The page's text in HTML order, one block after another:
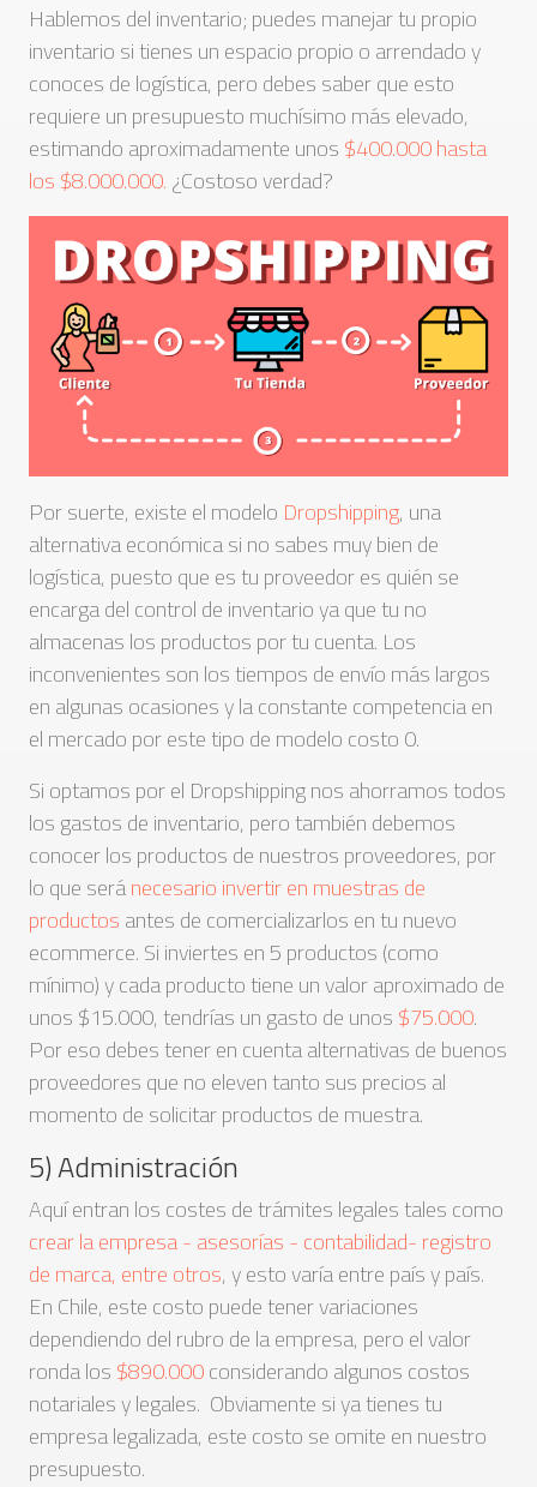
Hablemos del inventario; puedes manejar tu propio
inventario si tienes un espacio propio o arrendado y
conoces de logística, pero debes saber que esto
requiere un presupuesto muchísimo más elevado,
estimando aproximadamente unos $400.000 hasta
los $8.000.000. ¿Costoso verdad?
Por suerte, existe el modelo Dropshipping, una
alternativa económica si no sabes muy bien de
logística, puesto que es tu proveedor es quién se
encarga del control de inventario ya que tu no
almacenas los productos por tu cuenta. Los
inconvenientes son los tiempos de envío más largos
en algunas ocasiones y la constante competencia en
el mercado por este tipo de modelo costo 0.
Si optamos por el Dropshipping nos ahorramos todos
los gastos de inventario, pero también debemos
conocer los productos de nuestros proveedores, por
lo que seránecesario invertir en muestras de
productos antes de comercializarlos en tu nuevo
ecommerce. Si inviertes en 5 productos (como
mínimo) y cada producto tiene un valor aproximado de
unos $15.000, tendrías un gasto de unos $75.000.
Por eso debes tener en cuenta alternativas de buenos
proveedores que no eleven tanto sus precios al
momento de solicitar productos de muestra.
5) Administración
Aquí entran los costes de trámites legales tales como
crear la empresa - asesorías - contabilidad- registro
de marca, entre otros, y esto varía entre país y país.
En Chile, este costo puede tener variaciones
dependiendo del rubro de la empresa, pero el valor
ronda los $890.000considerando algunos costos
notariales y legales. Obviamente si ya tienes tu
empresa legalizada, este costo se omite en nuestro
presupuesto.